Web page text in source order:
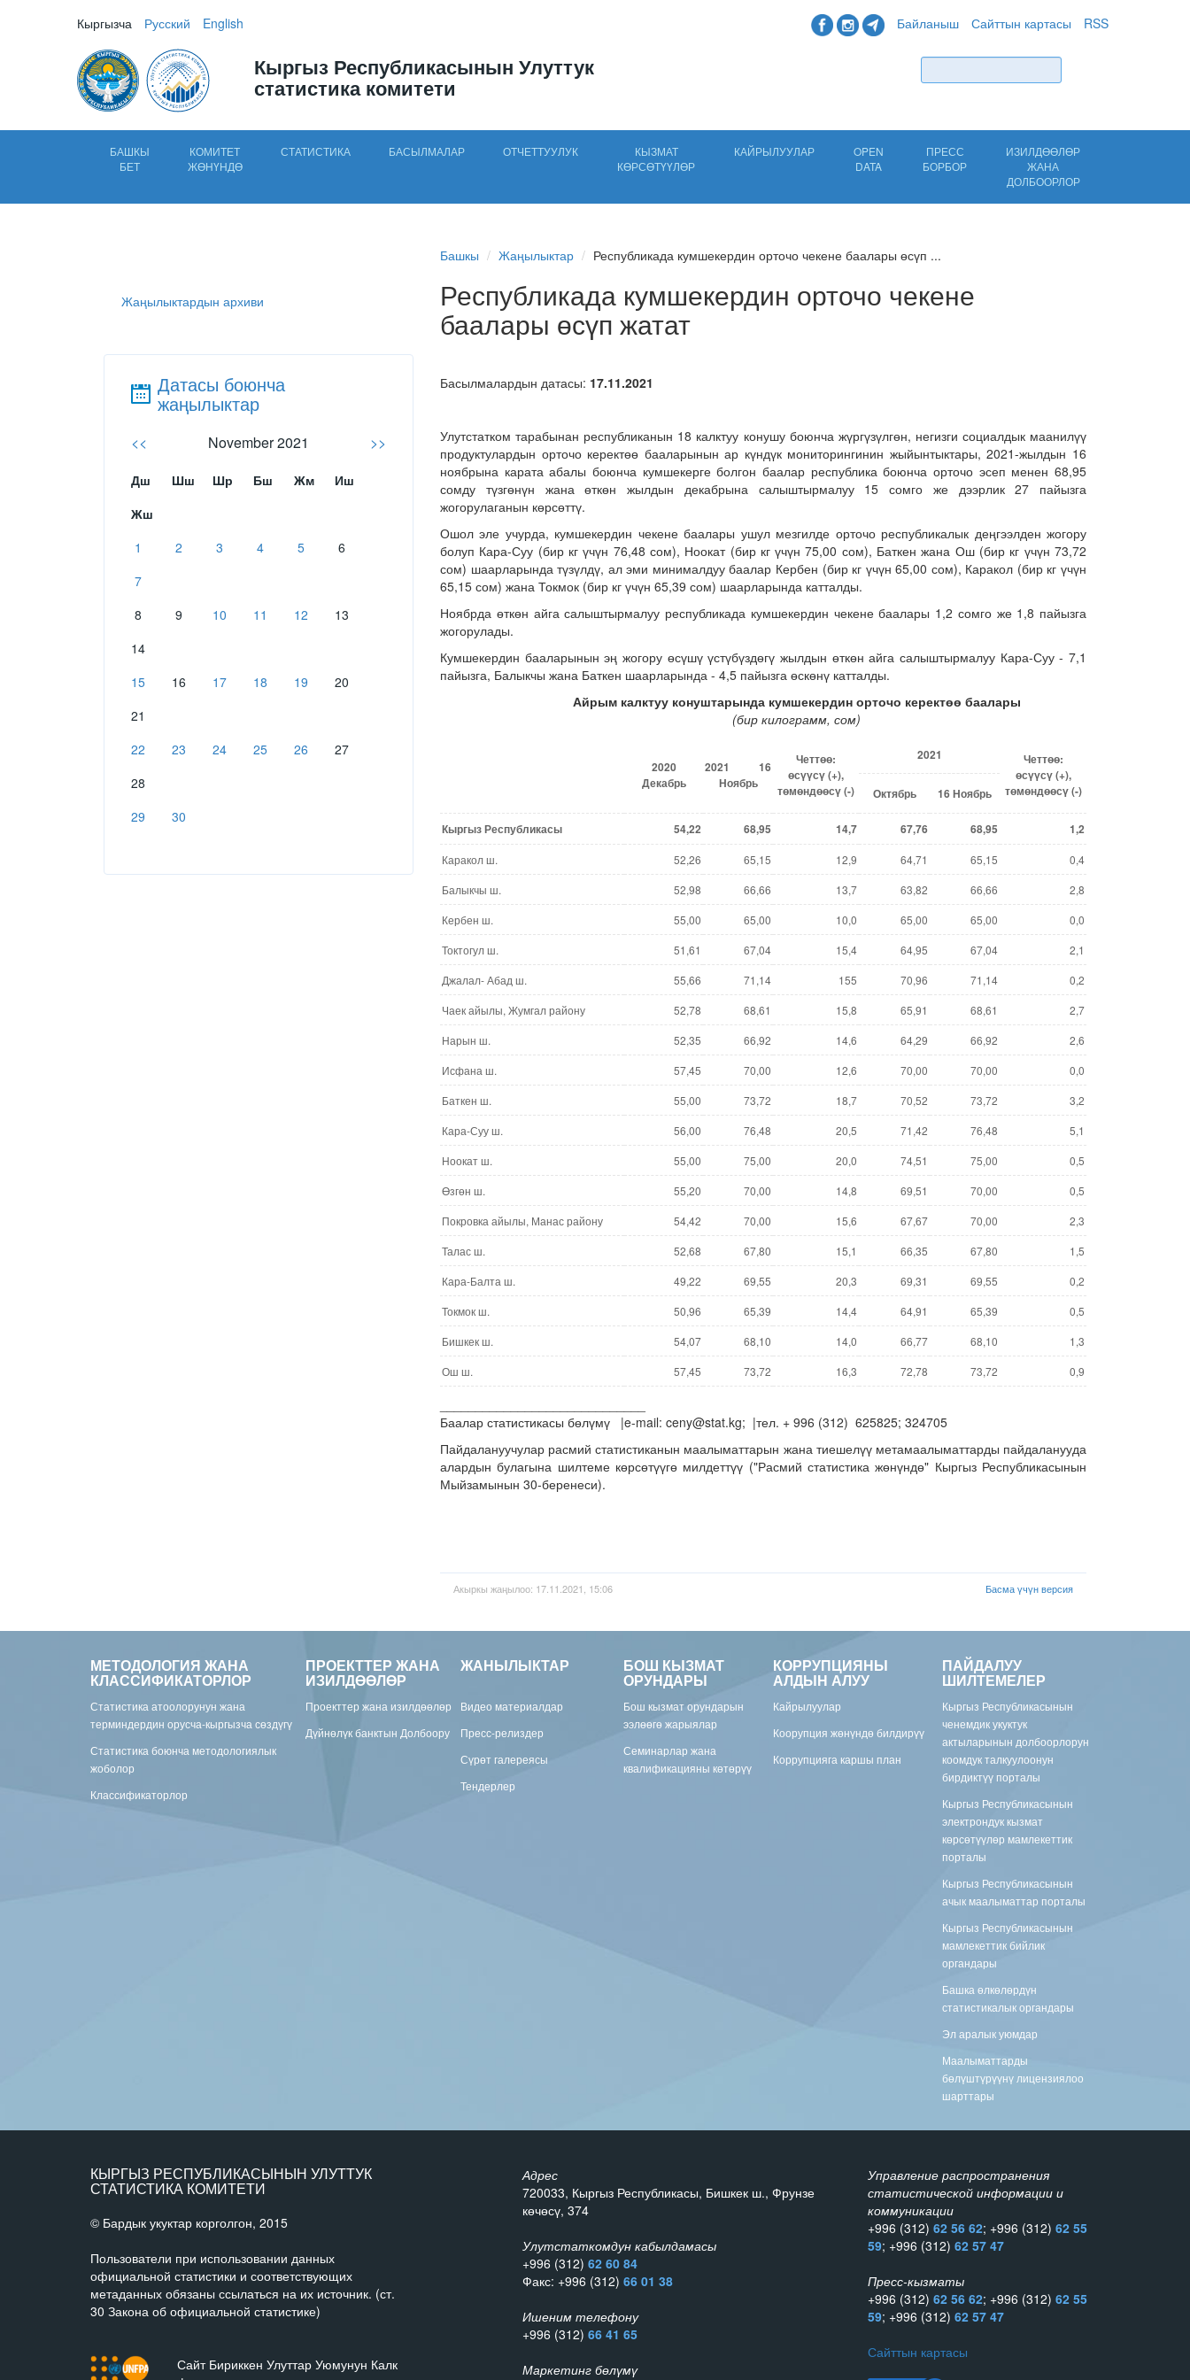
Кыргызча Русский English Байланыш Сайттын картасы RSS
Кыргыз Республикасынын Улуттук
статистика комитети
БАШКЫ
БЕТ
КОМИТЕТ
ЖӨНҮНДӨ
СТАТИСТИКА БАСЫЛМАЛАР ОТЧЕТТУУЛУК
КЫЗМАТ
КӨРСӨТҮҮЛӨР
КАЙРЫЛУУЛАР
OPEN
DATA
ПРЕСС
БОРБОР
ИЗИЛДӨӨЛӨР
ЖАНА
ДОЛБООРЛОР
Жаңылыктардын архиви
Датасы боюнча
жаңылыктар
<< November 2021 >>
Дш Шш Шр Бш Жм
Иш
Жш
1
2 3 4 5
6
7
8
9 10 11 12
13
14
15
16 17 18 19
20
21
22
23 24 25 26
27
28
29
30
Башкы Жаңылыктар Республикада кумшекердин орточо чекене баалары өсүп ...
Республикада кумшекердин орточо чекене
баалары өсүп жатат
Басылмалардын датасы: 17.11.2021
Улутстатком тарабынан республиканын 18 калктуу конушу боюнча жүргүзүлгөн, негизги социалдык маанилүү
продуктулардын орточо керектөө бааларынын ар күндүк мониторингинин жыйынтыктары, 2021-жылдын 16
ноябрына карата абалы боюнча кумшекерге болгон баалар республика боюнча орточо эсеп менен 68,95
сомду түзгөнүн жана өткөн жылдын декабрына салыштырмалуу 15 сомго же дээрлик 27 пайызга
жогорулаганын көрсөттү.
Ошол эле учурда, кумшекердин чекене баалары ушул мезгилде орточо республикалык деңгээлден жогору
болуп Кара-Суу (бир кг үчүн 76,48 сом), Ноокат (бир кг үчүн 75,00 сом), Баткен жана Ош (бир кг үчүн 73,72
сом) шаарларында түзүлдү, ал эми минималдуу баалар Кербен (бир кг үчүн 65,00 сом), Каракол (бир кг үчүн
65,15 сом) жана Токмок (бир кг үчүн 65,39 сом) шаарларында катталды.
Ноябрда өткөн айга салыштырмалуу республикада кумшекердин чекене баалары 1,2 сомго же 1,8 пайызга
жогорулады.
Кумшекердин бааларынын эң жогору өсүшү үстүбүздөгү жылдын өткөн айга салыштырмалуу Кара-Суу - 7,1
пайызга, Балыкчы жана Баткен шаарларында - 4,5 пайызга өскөнү катталды.
Айрым калктуу конуштарында кумшекердин орточо керектөө баалары
(бир килограмм, сом)
2020
Декабрь
2021 16
Ноябрь
Четтөө:
өсүүсү (+),
төмөндөөсү (-)
2021
Четтөө:
өсүүсү (+),
төмөндөөсү (-)
Октябрь 16 Ноябрь
Кыргыз Республикасы 54,22 68,95 14,7 67,76 68,95 1,2
Каракол ш. 52,26 65,15 12,9 64,71 65,15
0,4
Балыкчы ш.
52,98 66,66 13,7 63,82 66,66
2,8
Кербен ш.
55,00 65,00 10,0 65,00 65,00
0,0
Токтогул ш.
51,61 67,04 15,4 64,95 67,04
2,1
Джалал- Абад ш.
55,66 71,14 155 70,96 71,14
0,2
Чаек айылы, Жумгал району
52,78 68,61 15,8 65,91 68,61
2,7
Нарын ш.
52,35 66,92 14,6 64,29 66,92
2,6
Исфана ш.
57,45 70,00 12,6 70,00 70,00
0,0
Баткен ш.
55,00 73,72 18,7 70,52 73,72
3,2
Кара-Суу ш.
56,00 76,48 20,5 71,42 76,48
5,1
Ноокат ш.
55,00 75,00 20,0 74,51 75,00
0,5
Өзгөн ш.
55,20 70,00 14,8 69,51 70,00
0,5
Покровка айылы, Манас району
54,42 70,00 15,6 67,67 70,00
2,3
Талас ш.
52,68 67,80 15,1 66,35 67,80
1,5
Кара-Балта ш.
49,22 69,55 20,3 69,31 69,55
0,2
Токмок ш.
50,96 65,39 14,4 64,91 65,39
0,5
Бишкек ш.
54,07 68,10 14,0 66,77 68,10
1,3
Ош ш.
57,45 73,72 16,3 72,78 73,72 0,9
Баалар статистикасы бөлүмү |e-mail: ceny@stat.kg; |тел. + 996 (312) 625825; 324705
Пайдалануучулар расмий статистиканын маалыматтарын жана тиешелүү метамаалыматтарды пайдаланууда
алардын булагына шилтеме көрсөтүүгө милдеттүү ("Расмий статистика жөнүндө" Кыргыз Республикасынын
Мыйзамынын 30-беренеси).
Акыркы жаңылоо: 17.11.2021, 15:06 Басма үчүн версия
МЕТОДОЛОГИЯ ЖАНА
КЛАССИФИКАТОРЛОР
Статистика атоолорунун жана
терминдердин орусча-кыргызча сөздүгү
Статистика боюнча методологиялык
жоболор
Классификаторлор
ПРОЕКТТЕР ЖАНА
ИЗИЛДӨӨЛӨР
Проекттер жана изилдөөлөр
Дүйнөлүк банктын Долбоору
ЖАНЫЛЫКТАР
Видео материалдар
Пресс-релиздер
Сүрөт галереясы
Тендерлер
БОШ КЫЗМАТ
ОРУНДАРЫ
Бош кызмат орундарын
ээлөөгө жарыялар
Семинарлар жана
квалификацияны көтөрүү
КОРРУПЦИЯНЫ
АЛДЫН АЛУУ
Кайрылуулар
Коорупция жөнүндө билдирүү
Коррупцияга каршы план
ПАЙДАЛУУ
ШИЛТЕМЕЛЕР
Кыргыз Республикасынын
ченемдик укуктук
актыларынын долбоорлорун
коомдук талкуулоонун
бирдиктүү порталы
Кыргыз Республикасынын
электрондук кызмат
көрсөтүүлөр мамлекеттик
порталы
Кыргыз Республикасынын
ачык маалыматтар порталы
Кыргыз Республикасынын
мамлекеттик бийлик
органдары
Башка өлкөлөрдүн
статистикалык органдары
Эл аралык уюмдар
Маалыматтарды
бөлүштүрүүнү лицензиялоо
шарттары
КЫРГЫЗ РЕСПУБЛИКАСЫНЫН УЛУТТУК
СТАТИСТИКА КОМИТЕТИ
© Бардык укуктар корголгон, 2015
Пользователи при использовании данных
официальной статистики и соответствующих
метаданных обязаны ссылаться на их источник. (ст.
30 Закона об официальной статистике)
Сайт Бириккен Улуттар Уюмунун Калк
Адрес
720033, Кыргыз Республикасы, Бишкек ш., Фрунзе
көчөсү, 374
Улутстаткомдун кабылдамасы
+996 (312) 62 60 84
Факс: +996 (312) 66 01 38
Ишеним телефону
+996 (312) 66 41 65
Маркетинг бөлүмү
Управление распространения
статистической информации и
коммуникации
+996 (312) 62 56 62; +996 (312) 62 55
59; +996 (312) 62 57 47
Пресс-кызматы
+996 (312) 62 56 62; +996 (312) 62 55
59; +996 (312) 62 57 47
Сайттын картасы